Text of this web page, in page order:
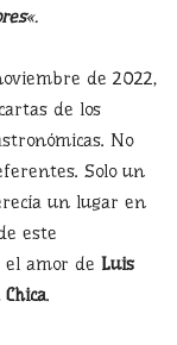
«.
de 2022,
de los
No
Solo un
un lugar en
este
amor de Luis
.